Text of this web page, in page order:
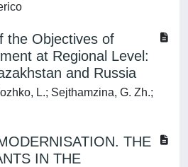
the Objectives of
at Regional Level:
and Russia
L.; Sejthamzina, G. Zh.;
THE
IN THE